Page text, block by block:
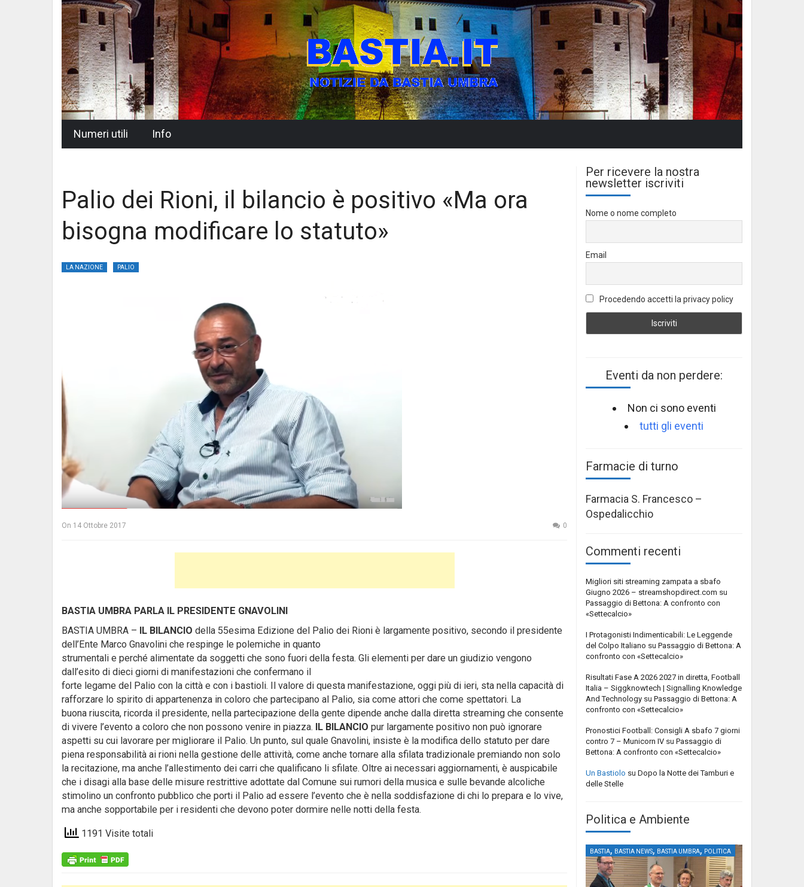
Numeri utili Info
Palio dei Rioni, il bilancio è positivo «Ma ora
bisogna modificare lo statuto»
LA NAZIONE PALIO
On 14 Ottobre 2017 0
BASTIA UMBRA PARLA IL PRESIDENTE GNAVOLINI
BASTIA UMBRA – IL BILANCIO della 55esima Edizione del Palio dei Rioni è largamente positivo, secondo il presidente
dell’Ente Marco Gnavolini che respinge le polemiche in quanto
strumentali e perché alimentate da soggetti che sono fuori della festa. Gli elementi per dare un giudizio vengono
dall’esito di dieci giorni di manifestazioni che confermano il
forte legame del Palio con la città e con i bastioli. Il valore di questa manifestazione, oggi più di ieri, sta nella capacità di
rafforzare lo spirito di appartenenza in coloro che partecipano al Palio, sia come attori che come spettatori. La
buona riuscita, ricorda il presidente, nella partecipazione della gente dipende anche dalla diretta streaming che consente
di vivere l’evento a coloro che non possono venire in piazza. IL BILANCIO pur largamente positivo non può ignorare
aspetti su cui lavorare per migliorare il Palio. Un punto, sul quale Gnavolini, insiste è la modifica dello statuto per dare
piena responsabilità ai rioni nella gestione delle attività, come anche tornare alla sfilata tradizionale premiando non solo
la recitazione, ma anche l’allestimento dei carri che qualificano li sfilate. Oltre ai necessari aggiornamenti, è auspicabile
che i disagi alla base delle misure restrittive adottate dal Comune sui rumori della musica e sulle bevande alcoliche
stimolino un confronto pubblico che porti il Palio ad essere l’evento che è nella soddisfazione di chi lo prepara e lo vive,
ma anche sopportabile per i residenti che devono poter dormire nelle notti della festa.
1191 Visite totali
Per ricevere la nostra
newsletter iscriviti
Nome o nome completo
Email
Procedendo accetti la privacy policy
Eventi da non perdere:
Non ci sono eventi
tutti gli eventi
Farmacie di turno
Farmacia S. Francesco –
Ospedalicchio
Commenti recenti
Migliori siti streaming zampata a sbafo
Giugno 2026 – streamshopdirect.com su
Passaggio di Bettona: A confronto con
«Settecalcio»
I Protagonisti Indimenticabili: Le Leggende
del Colpo Italiano su Passaggio di Bettona: A
confronto con «Settecalcio»
Risultati Fase A 2026 2027 in diretta, Football
Italia – Siggknowtech | Signalling Knowledge
And Technology su Passaggio di Bettona: A
confronto con «Settecalcio»
Pronostici Football: Consigli A sbafo 7 giorni
contro 7 – Municorn IV su Passaggio di
Bettona: A confronto con «Settecalcio»
Un Bastiolo su Dopo la Notte dei Tamburi e
delle Stelle
Politica e Ambiente
BASTIA, BASTIA NEWS, BASTIA UMBRA, POLITICA